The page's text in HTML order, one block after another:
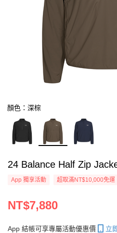
顏色：深棕
App 獨享活動 超取滿NT$10,000免運
NT$7,880
App 結帳可享專屬活動優惠價 立